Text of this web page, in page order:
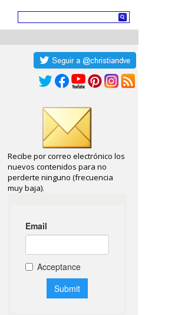
Recibe por correo electrónico los
nuevos contenidos para no
perderte ninguno (frecuencia
muy baja).